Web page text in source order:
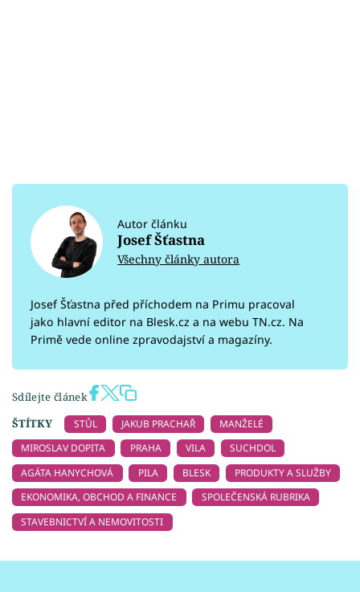
Autor článku
Josef Šťastna
Všechny články autora
Josef Šťastna před příchodem na Primu pracoval
jako hlavní editor na Blesk.cz a na webu TN.cz. Na
Primě vede online zpravodajství a magazíny.
Sdílejte článek
ŠTÍTKY
STŮL JAKUB PRACHAŘ
MANŽELÉ
MIROSLAV DOPITA
PRAHA VILA
SUCHDOL
AGÁTA HANYCHOVÁ
PILA BLESK
PRODUKTY A SLUŽBY
EKONOMIKA, OBCHOD A FINANCE
SPOLEČENSKÁ RUBRIKA
STAVEBNICTVÍ A NEMOVITOSTI